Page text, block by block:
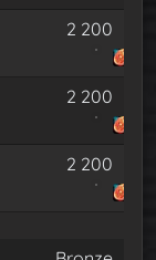
2 200
2 200
2 200